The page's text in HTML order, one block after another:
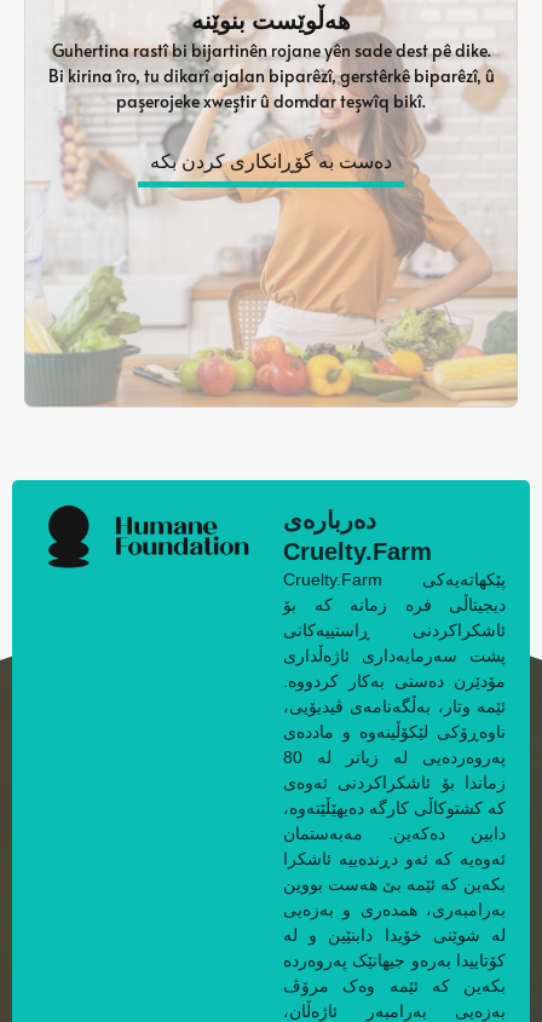
هەڵوێست بنوێنە
Guhertina rastî bi bijartinên rojane yên sade dest pê dike.
Bi kirina îro, tu dikarî ajalan biparêzî, gerstêrkê biparêzî, û
paşerojeke xweştir û domdar teşwîq bikî.
دەست بە گۆڕانکاری کردن بکە
دەربارەی
Cruelty.Farm
Cruelty.Farm پێکهاتەیەکی
دیجیتاڵی فرە زمانە کە بۆ
ئاشکراکردنی ڕاستییەکانی
پشت سەرمایەداری ئاژەڵداری
مۆدێرن دەستی بەکار کردووە.
ئێمە وتار، بەڵگەنامەی ڤیدیۆیی،
ناوەڕۆکی لێکۆڵینەوە و ماددەی
پەروەردەیی لە زیاتر لە 80
زماندا بۆ ئاشکراکردنی ئەوەی
کە کشتوکاڵی کارگە دەیهێڵێتەوە،
دابین دەکەین. مەبەستمان
ئەوەیە کە ئەو دڕندەییە ئاشکرا
بکەین کە ئێمە بێ هەست بووین
بەرامبەری، همدەری و بەزەیی
لە شوێنی خۆیدا دابنێین و لە
کۆتاییدا بەرەو جیهانێک پەروەردە
بکەین کە ئێمە وەک مرۆڤ
بەزەیی بەرامبەر ئاژەڵان،